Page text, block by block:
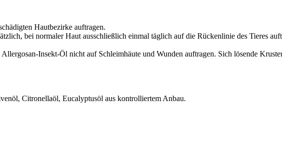
Hautbezirke auftragen.
bei normaler Haut ausschließlich einmal täglich auf die Rückenlinie des Tieres
Insekt-Öl nicht auf Schleimhäute und Wunden auftragen. Sich lösende
Citronellaöl, Eucalyptusöl aus kontrolliertem Anbau.